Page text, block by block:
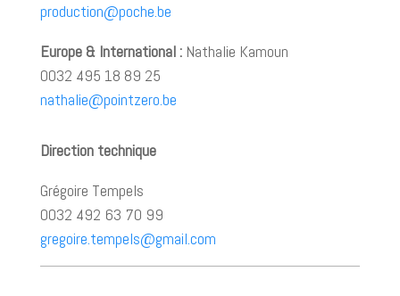
production@poche.be
Europe & International : Nathalie Kamoun
0032 495 18 89 25
nathalie@pointzero.be
Direction technique
Grégoire Tempels
0032 492 63 70 99
gregoire.tempels@gmail.com